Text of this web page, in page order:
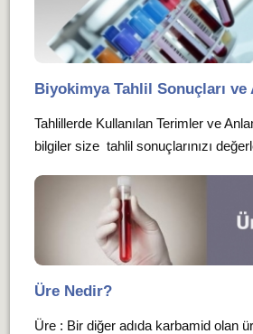
Biyokimya Tahlil Sonuçları ve
Tahlillerde Kullanılan Terimler ve
bilgiler size tahlil sonuçlarınızı
Üre Nedir?
Üre : Bir diğer adıda karbamid olan